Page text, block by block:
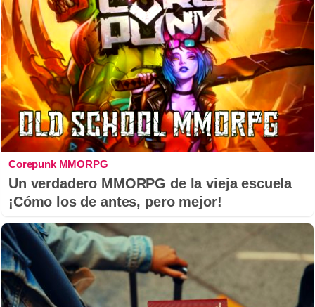
Corepunk MMORPG
Un verdadero MMORPG de la vieja escuela
¡Cómo los de antes, pero mejor!